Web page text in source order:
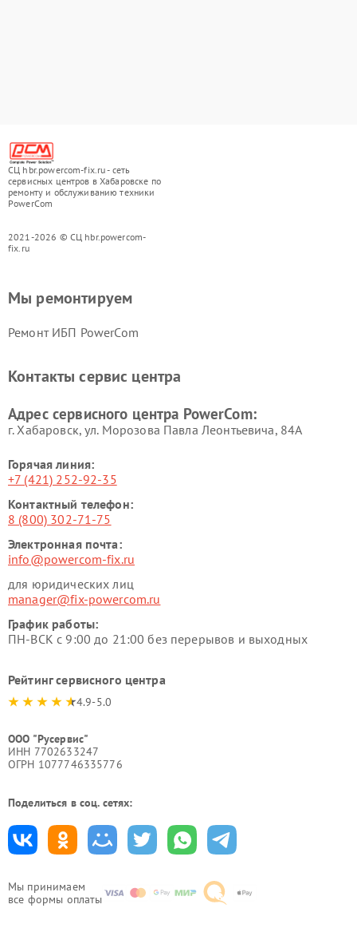
СЦ hbr.powercom-fix.ru - сеть
сервисных центров в Хабаровске по
ремонту и обслуживанию техники
PowerCom
2021-2026 © СЦ hbr.powercom-
fix.ru
Мы принимаем
все формы оплаты
Мы ремонтируем
Ремонт ИБП PowerCom
Контакты сервис центра
Адрес сервисного центра PowerCom:
г. Хабаровск, ул. Морозова Павла Леонтьевича, 84А
Горячая линия:
+7 (421) 252-92-35
Контактный телефон:
8 (800) 302-71-75
Электронная почта:
info@powercom-fix.ru
для юридических лиц
manager@fix-powercom.ru
График работы:
ПН-ВСК с 9:00 до 21:00 без перерывов и выходных
Рейтинг сервисного центра
4.9-5.0
ООО "Русервис"
ИНН 7702633247
ОГРН 1077746335776
Поделиться в соц. сетях: